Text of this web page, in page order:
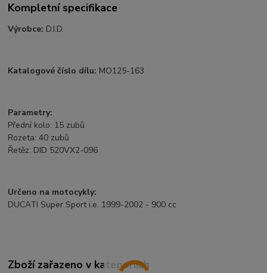
Kompletní specifikace
Výrobce: D.I.D.
Katalogové číslo dílu: MO125-163
Parametry:
Přední kolo: 15 zubů
Rozeta: 40 zubů
Řetěz: DID 520VX2-096
Určeno na motocykly:
DUCATI Super Sport i.e. 1999-2002 - 900 cc
Zboží zařazeno v kategoriích